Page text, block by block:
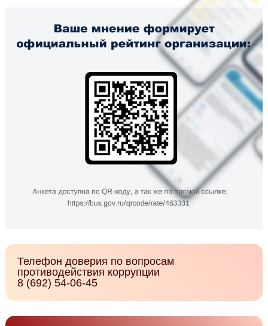
Телефон доверия по вопросам
противодействия коррупции
8 (692) 54-06-45